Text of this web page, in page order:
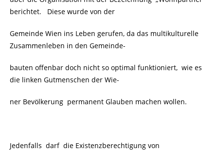
berichtet. Diese wurde von der
Gemeinde Wien ins Leben gerufen, da das multikulturelle
Zusammenleben in den Gemeinde-
bauten offenbar doch nicht so optimal funktioniert, wie es
die linken Gutmenschen der Wie-
ner Bevölkerung permanent Glauben machen wollen.
Jedenfalls darf die Existenzberechtigung von